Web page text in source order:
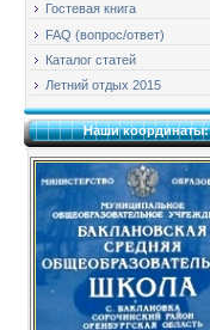
Гостевая книга
FAQ (вопрос/ответ)
Каталог статей
Летний отдых 2015
Наши координаты: